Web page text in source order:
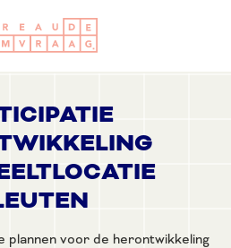
plannen voor de herontwikkeling